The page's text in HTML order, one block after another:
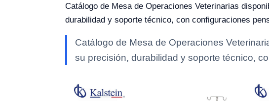
Catálogo de Mesa de Operaciones Veterinarias
durabilidad y soporte técnico, con configuraciones
Catálogo de Mesa de Operaciones
su precisión, durabilidad y soporte técnico,